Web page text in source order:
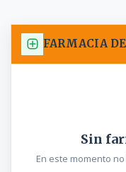
FARMACIA
Sin
En este momento